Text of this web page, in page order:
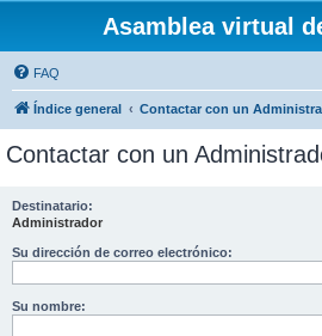
Asamblea virtual
FAQ
Índice general Contactar con un
Contactar con un
Destinatario:
Administrador
Su dirección de correo electrónico:
Su nombre: